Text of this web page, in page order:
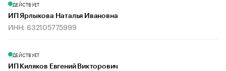
ДЕЙСТВУЕТ
ИП Ярлыкова Наталья Ивановна
ИНН: 632105775999
ДЕЙСТВУЕТ
ИП Киляков Евгений Викторович